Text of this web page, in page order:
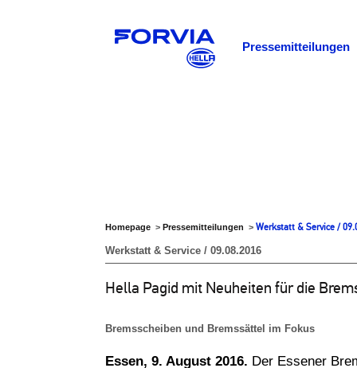
Pressemitteilungen
Homepage >Pressemitteilungen >Werkstatt & Service /
Werkstatt & Service / 09.08.2016
Hella Pagid mit Neuheiten für die
Bremsscheiben und Bremssättel im Fokus
Essen, 9. August 2016. Der Essener